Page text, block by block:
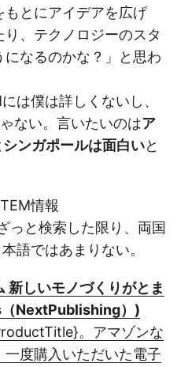
もとにアイデアを広げ
、テクノロジーのスタ
なるのかな？」と思わ
は僕は詳しくないし、
ない。言いたいのはア
ンガポールは面白いと
情報
っと検索した限り、両国
語ではあまりない。
新しいモノづくりがとま
NextPublishing）)
。アマゾンな
度購入いただいた電子